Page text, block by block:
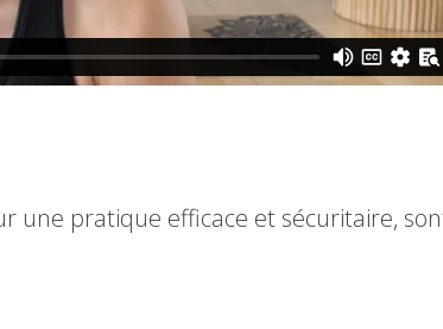
une pratique efficace et sécuritaire,